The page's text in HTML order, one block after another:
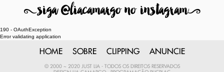
8siga @liacamargo no instagram9
190 - OAuthException
Error validating application
HOME SOBRE CLIPPING ANUNCIE
© 2000 ~ 2020 JUST LIA - TODOS OS DIREITOS RESERVADOS